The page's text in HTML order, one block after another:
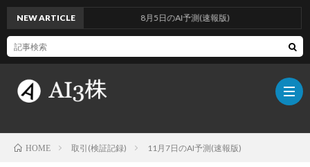
NEW ARTICLE 8月5日のAI予測(速報版)
HOME 取引(検証記録) 11月7日のAI予測(速報版)